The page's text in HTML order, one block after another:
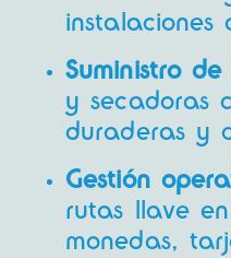
instalaciones
Suministro de
y secadoras
duraderas y
Gestión
rutas llave
monedas,